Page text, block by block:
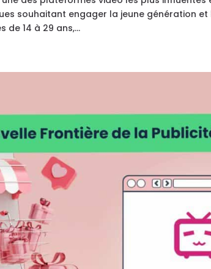
souhaitant engager la jeune génération
de 14 à 29 ans,...